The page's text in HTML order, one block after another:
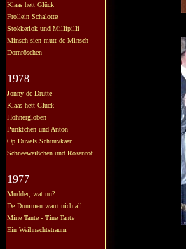
Klaas hett Glück
Frollein Schalotte
Stokkerlok und Millipilli
Minsch sien mutt de Minsch
Dornröschen
1978
Jonny de Drütte
Klaas hett Glück
Höhnergloben
Pünktchen und Anton
Op Düvels Schuuvkaar
Schneeweißchen und Rosenrot
1977
Mudder, wat nu?
De Dummen warrt nich all
Mine Tante - Tine Tante
Ein Weihnachtstraum